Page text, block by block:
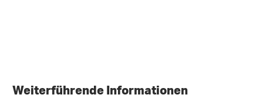
Weiterführende Informationen